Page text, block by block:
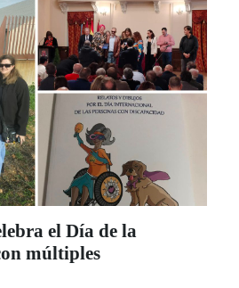
el Día de la
múltiples